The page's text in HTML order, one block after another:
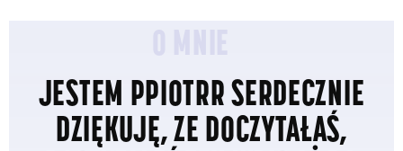
JESTEM PPIOTRR SERDECZNIE
DZIĘKUJĘ, ZE DOCZYTAŁAŚ,